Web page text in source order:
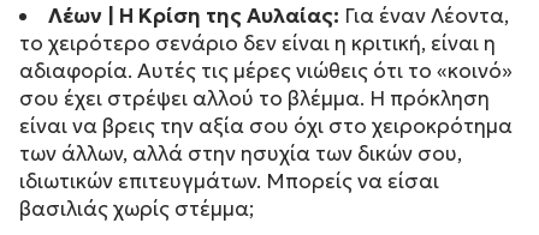
Λέων | Η Κρίση της Αυλαίας: Για έναν Λέοντα,
το χειρότερο σενάριο δεν είναι η κριτική, είναι η
αδιαφορία. Αυτές τις μέρες νιώθεις ότι το «κοινό»
σου έχει στρέψει αλλού το βλέμμα. Η πρόκληση
είναι να βρεις την αξία σου όχι στο χειροκρότημα
των άλλων, αλλά στην ησυχία των δικών σου,
ιδιωτικών επιτευγμάτων. Μπορείς να είσαι
βασιλιάς χωρίς στέμμα;